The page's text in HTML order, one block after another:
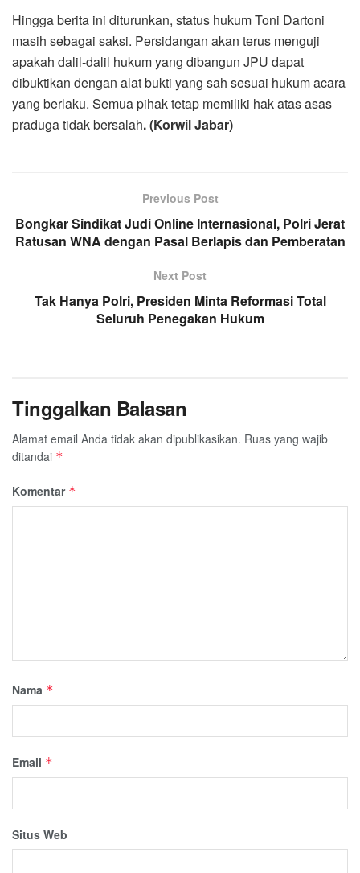
Hingga berita ini diturunkan, status hukum Toni Dartoni
masih sebagai saksi. Persidangan akan terus menguji
apakah dalil-dalil hukum yang dibangun JPU dapat
dibuktikan dengan alat bukti yang sah sesuai hukum acara
yang berlaku. Semua pihak tetap memiliki hak atas asas
praduga tidak bersalah. (Korwil Jabar)
Previous Post
Bongkar Sindikat Judi Online Internasional, Polri Jerat
Ratusan WNA dengan Pasal Berlapis dan Pemberatan
Next Post
Tak Hanya Polri, Presiden Minta Reformasi Total
Seluruh Penegakan Hukum
Tinggalkan Balasan
Alamat email Anda tidak akan dipublikasikan. Ruas yang wajib
ditandai *
Komentar *
Nama *
Email *
Situs Web